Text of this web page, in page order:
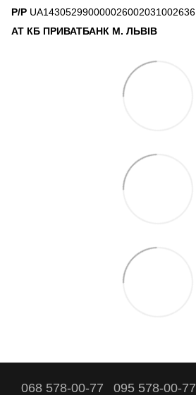
Р/Р UA143052990000026002031002636
АТ КБ ПРИВАТБАНК М. ЛЬВІВ
068 578-00-77 095 578-00-77